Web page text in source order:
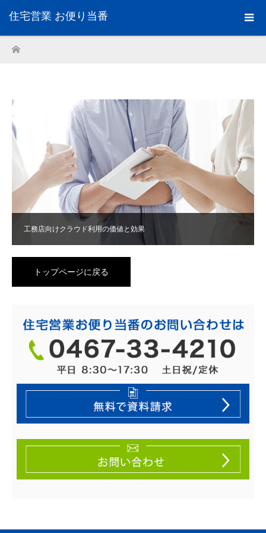
住宅営業 お便り当番
工務店向けクラウド利用の価値と効果
トップページに戻る